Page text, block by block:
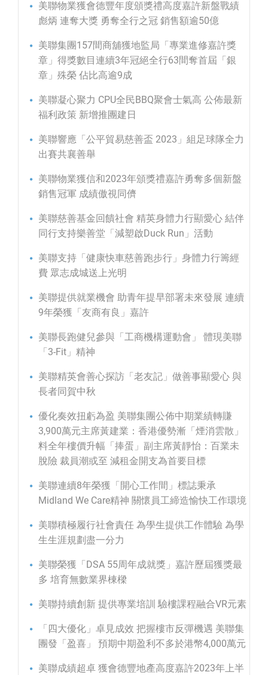
美聯物業獲會德豐年度頒獎禮高度嘉許新盤戰績
彪炳 連奪大獎 勇奪全行之冠 銷售額逾50億
美聯集團157間商舖獲地監局「專業進修嘉許獎
章」得獎數目連續3年冠絕全行63間奪首屆「銀
章」殊榮 佔比高逾9成
美聯凝心聚力 CPU全民BBQ聚會士氣高 公佈最新
福利政策 新增推團建日
美聯響應「公平貿易慈善盃 2023」組足球隊全力
出賽共襄善舉
美聯物業獲信和2023年頒獎禮嘉許勇奪多個新盤
銷售冠軍 成績傲視同儕
美聯慈善基金回饋社會 精英身體力行顯愛心 結伴
同行支持樂善堂「減塑啟Duck Run」活動
美聯支持「健康快車慈善跑步行」身體力行籌經
費 眾志成城送上光明
美聯提供就業機會 助青年提早部署未來發展 連續
9年榮獲「友商有良」嘉許
美聯長跑健兒參與「工商機構運動會」 體現美聯
「3-Fit」精神
美聯精英會善心探訪「老友記」做善事顯愛心 與
長者同賀中秋
優化奏效扭虧為盈 美聯集團公佈中期業績轉賺
3,900萬元主席黃建業：香港優勢漸「煙消雲散」
料全年樓價升幅「捧蛋」副主席黃靜怡：百業未
脫險 裁員潮或至 減租金開支為首要目標
美聯連續8年榮獲「開心工作間」標誌秉承
Midland We Care精神 關懷員工締造愉快工作環境
美聯積極履行社會責任 為學生提供工作體驗 為學
生生涯規劃盡一分力
美聯榮獲「DSA 55周年成就獎」嘉許歷屆獲獎最
多 培育無數業界棟樑
美聯持續創新 提供專業培訓 驗樓課程融合VR元素
「四大優化」卓見成效 把握樓市反彈機遇 美聯集
團發「盈喜」 預期中期盈利不多於港幣4,000萬元
美聯成績超卓 獲會德豐地產高度嘉許2023年上半